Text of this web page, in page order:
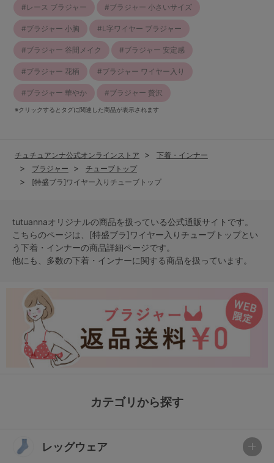
レース ブラジャー ブラジャー 小さいサイズ
ブラジャー 小胸 L字ワイヤー ブラジャー
ブラジャー 谷間メイク ブラジャー 安定感
ブラジャー 花柄 ブラジャー ワイヤー入り
ブラジャー 華やか ブラジャー 贅沢
※クリックするとタグに関連した商品が表示されます
チュチュアンナ公式オンラインストア
下着・インナー
ブラジャー
チューブトップ
[特盛ブラ]ワイヤー入りチューブトップ
tutuannaオリジナルの商品を扱っている公式通販サイトです。
こちらのページは、[特盛ブラ]ワイヤー入りチューブトップとい
う下着・インナーの商品詳細ページです。
他にも、多数の下着・インナーに関する商品を扱っています。
カテゴリから探す
レッグウェア